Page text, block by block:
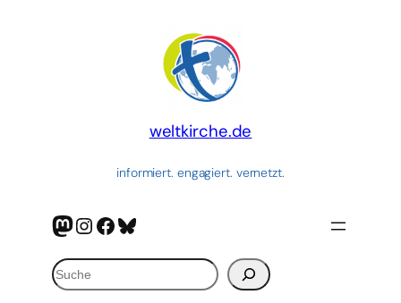
weltkirche.de
informiert. engagiert. vernetzt.
Mastodon
Instagram
Facebook
Bluesky
Suchen